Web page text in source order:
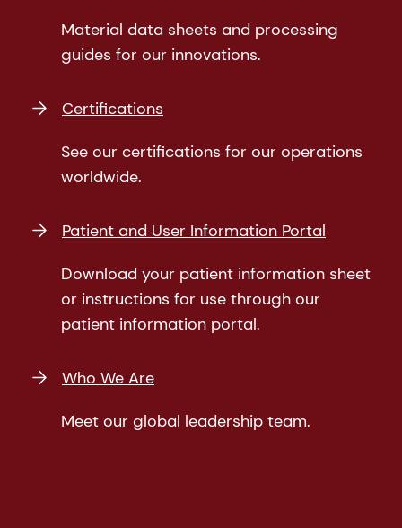
Material data sheets and processing
guides for our innovations.
Certifications
See our certifications for our operations
worldwide.
Patient and User Information Portal
Download your patient information sheet
or instructions for use through our
patient information portal.
Who We Are
Meet our global leadership team.